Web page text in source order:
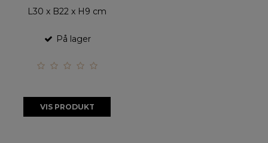
L30 x B22 x H9 cm
På lager
VIS PRODUKT